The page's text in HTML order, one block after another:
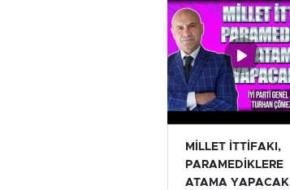
MİLLET İTTİFAKI,
PARAMEDİKLERE
ATAMA YAPACAK